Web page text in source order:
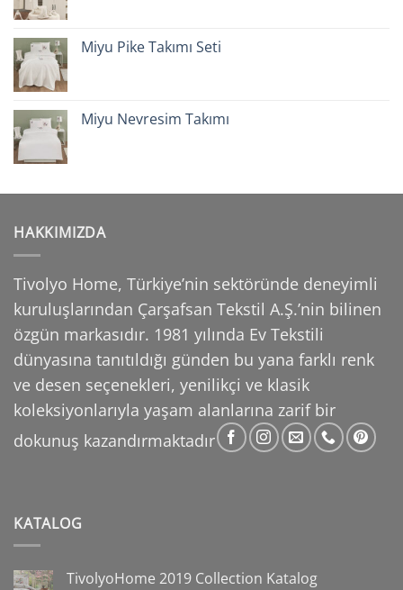
Miyu Pike Takımı Seti
Miyu Nevresim Takımı
HAKKIMIZDA
Tivolyo Home, Türkiye’nin sektöründe deneyimli
kuruluşlarından Çarşafsan Tekstil A.Ş.’nin bilinen
özgün markasıdır. 1981 yılında Ev Tekstili
dünyasına tanıtıldığı günden bu yana farklı renk
ve desen seçenekleri, yenilikçi ve klasik
koleksiyonlarıyla yaşam alanlarına zarif bir
dokunuş kazandırmaktadır
KATALOG
TivolyoHome 2019 Collection Katalog